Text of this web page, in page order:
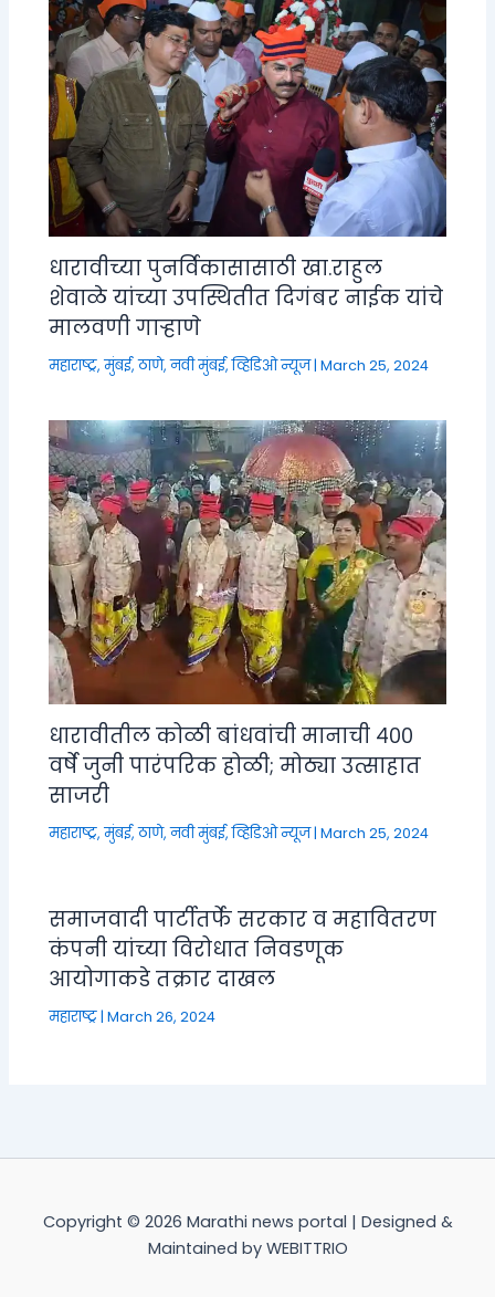
धारावीच्या पुनर्विकासासाठी खा.राहुल
शेवाळे यांच्या उपस्थितीत दिगंबर नाईक यांचे
मालवणी गाऱ्हाणे
महाराष्ट्र,मुंबई, ठाणे, नवी मुंबई,व्हिडिओ न्यूज|March 25, 2024
धारावीतील कोळी बांधवांची मानाची ४००
वर्षे जुनी पारंपरिक होळी; मोठ्या उत्साहात
साजरी
महाराष्ट्र,मुंबई, ठाणे, नवी मुंबई,व्हिडिओ न्यूज|March 25, 2024
समाजवादी पार्टीतर्फे सरकार व महावितरण
कंपनी यांच्या विरोधात निवडणूक
आयोगाकडे तक्रार दाखल
महाराष्ट्र|March 26, 2024
Copyright © 2026 Marathi news portal | Designed &
Maintained by WEBITTRIO